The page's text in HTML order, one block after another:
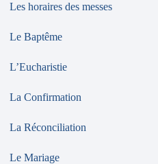
Les horaires des messes
Le Baptême
L’Eucharistie
La Confirmation
La Réconciliation
Le Mariage